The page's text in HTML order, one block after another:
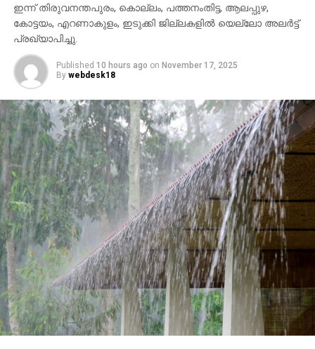
ഇന്ന് തിരുവനന്തപുരം, കൊല്ലം, പത്തനംതിട്ട, ആലപ്പുഴ,
കോട്ടയം, എറണാകുളം, ഇടുക്കി ജില്ലകളില്‍ യെല്ലോ അലര്‍ട്ട്
പ്രഖ്യാപിച്ചു.
Published 10 hours ago on November 17, 2025
By webdesk18